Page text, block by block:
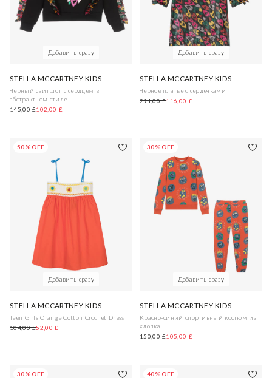
Добавить сразу
STELLA MCCARTNEY KIDS
Черный свитшот с сердцем в
абстрактном стиле
145,00 £102,00 £
Добавить сразу
STELLA MCCARTNEY KIDS
Черное платье с сердечками
291,00 £116,00 £
50% OFF
Добавить сразу
STELLA MCCARTNEY KIDS
Teen Girls Orange Cotton Crochet Dress
104,00 £52,00 £
30% OFF
Добавить сразу
STELLA MCCARTNEY KIDS
Красно-синий спортивный костюм из
хлопка
150,00 £105,00 £
30% OFF 40% OFF